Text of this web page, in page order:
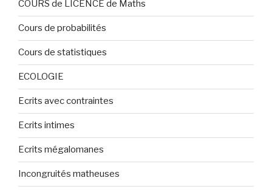
COURS de LICENCE de Maths
Cours de probabilités
Cours de statistiques
ECOLOGIE
Ecrits avec contraintes
Ecrits intimes
Ecrits mégalomanes
Incongruités matheuses